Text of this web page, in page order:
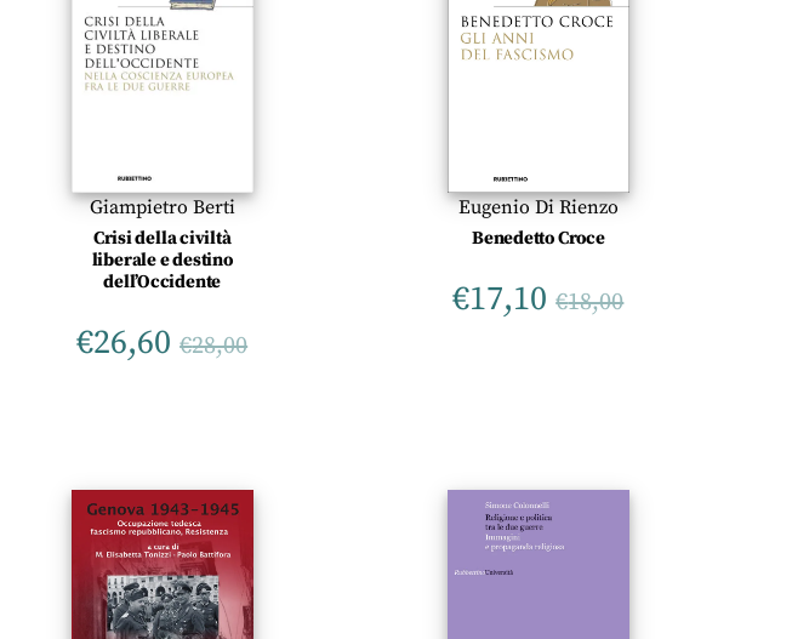
Giampietro Berti
Crisi della civiltà
liberale e destino
dell’Occidente
€26,60 €28,00
Eugenio Di Rienzo
Benedetto Croce
€17,10 €18,00